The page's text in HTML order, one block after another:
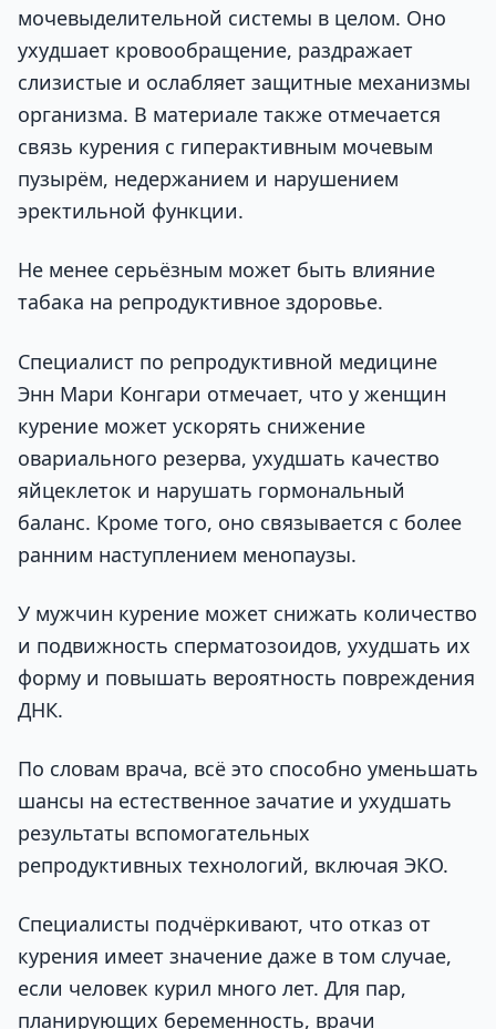
мочевыделительной системы в целом. Оно
ухудшает кровообращение, раздражает
слизистые и ослабляет защитные механизмы
организма. В материале также отмечается
связь курения с гиперактивным мочевым
пузырём, недержанием и нарушением
эректильной функции.
Не менее серьёзным может быть влияние
табака на репродуктивное здоровье.
Специалист по репродуктивной медицине
Энн Мари Конгари отмечает, что у женщин
курение может ускорять снижение
овариального резерва, ухудшать качество
яйцеклеток и нарушать гормональный
баланс. Кроме того, оно связывается с более
ранним наступлением менопаузы.
У мужчин курение может снижать количество
и подвижность сперматозоидов, ухудшать их
форму и повышать вероятность повреждения
ДНК.
По словам врача, всё это способно уменьшать
шансы на естественное зачатие и ухудшать
результаты вспомогательных
репродуктивных технологий, включая ЭКО.
Специалисты подчёркивают, что отказ от
курения имеет значение даже в том случае,
если человек курил много лет. Для пар,
планирующих беременность, врачи